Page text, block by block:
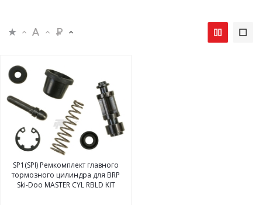
SP1(SPI) Ремкомплект главного
тормозного цилиндра для BRP
Ski-Doo MASTER CYL RBLD KIT